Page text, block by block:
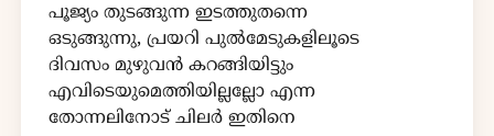
പൂജ്യം തുടങ്ങുന്ന ഇടത്തുതന്നെ
ഒടുങ്ങുന്നു, പ്രയറി പുൽമേടുകളിലൂടെ
ദിവസം മുഴുവൻ കറങ്ങിയിട്ടും
എവിടെയുമെത്തിയില്ലല്ലോ എന്ന
തോന്നലിനോട് ചിലർ ഇതിനെ